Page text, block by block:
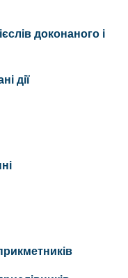
доконаного і
дії